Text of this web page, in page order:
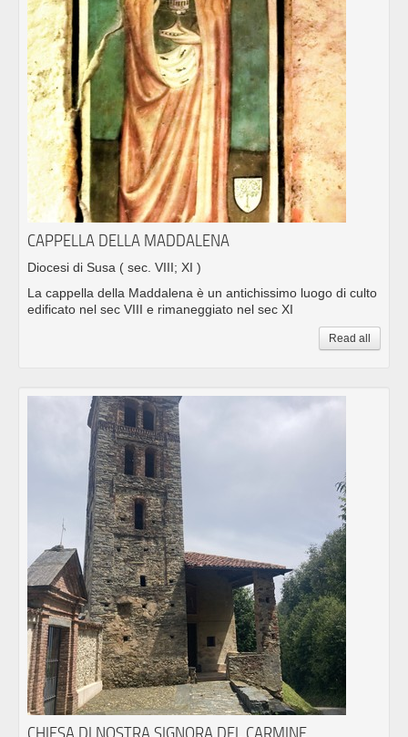
CAPPELLA DELLA MADDALENA
Diocesi di Susa ( sec. VIII; XI )
La cappella della Maddalena è un antichissimo luogo di culto
edificato nel sec VIII e rimaneggiato nel sec XI
Read all